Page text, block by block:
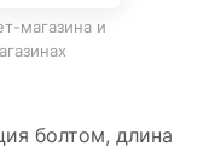
магазина и
болтом, длина